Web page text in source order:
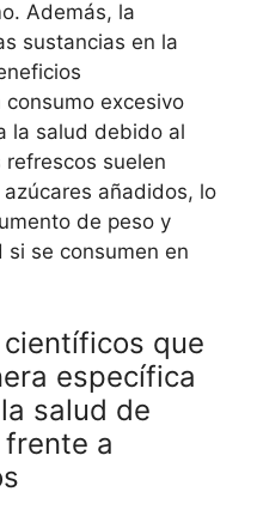
Además, la
sustancias en la
excesivo
la salud debido al
suelen
añadidos, lo
de peso y
se consumen en
que
específica
salud de
a